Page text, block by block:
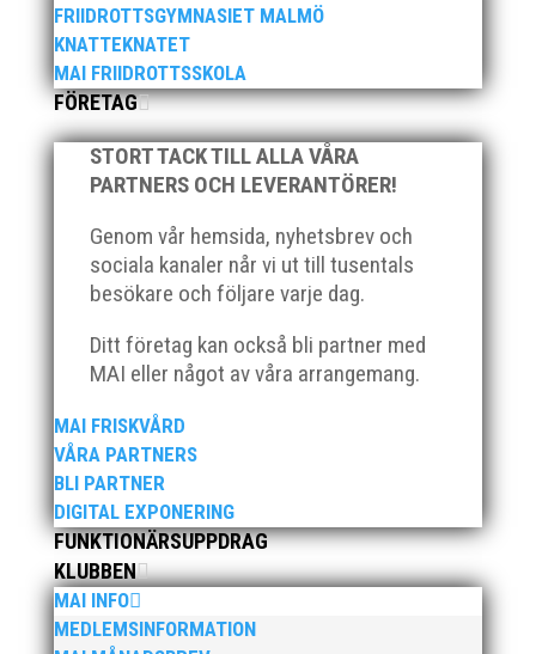
FRIIDROTTSGYMNASIET MALMÖ
KNATTEKNATET
MAI FRIIDROTTSSKOLA
FÖRETAG
STORT TACK TILL ALLA VÅRA
PARTNERS OCH LEVERANTÖRER!
Genom vår hemsida, nyhetsbrev och
sociala kanaler når vi ut till tusentals
besökare och följare varje dag.
Ditt företag kan också bli partner med
MAI eller något av våra arrangemang.
MAI FRISKVÅRD
VÅRA PARTNERS
BLI PARTNER
DIGITAL EXPONERING
FUNKTIONÄRSUPPDRAG
KLUBBEN
MAI INFO
MEDLEMSINFORMATION
Som traditionen bjuder så var vi ett helt gäng löpare
Sylvesterloppet på självaste nyårsafton. Formen är
enkel, ett eller två varv runt Pildammsparken (2,7 km
respektive 5,4 kilometer), med tidtagning på de fem
Klubbchef – Malmö Allmänna Idrottsförening (MAI)
Vill du vara med och skapa glädje, gemenskap och
utveckling i en av Sveriges största
friidrottsföreningar? Malmö Allmänna Idrottsförening
– MAI – söker en engagerad, strategisk,
relationsbyggande och affärsinriktad...